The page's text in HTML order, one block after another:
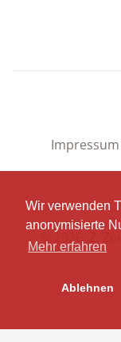
Wir verwenden
anonymisierte
Mehr erfahren
Ablehnen
Impressum
© 2026 Z.